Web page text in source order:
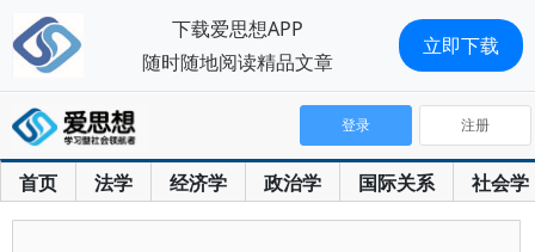
首页 法学 经济学 政治学 国际关系 社会学
登录 注册
下载爱思想APP
随时随地阅读精品文章
立即下载